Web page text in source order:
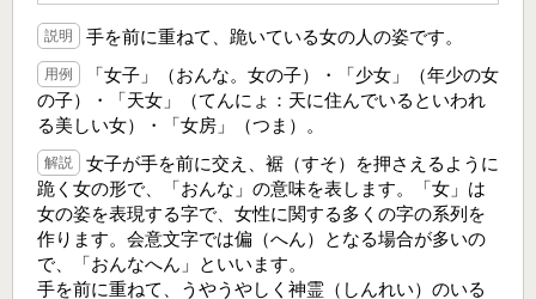
説明 手を前に重ねて、跪いている女の人の姿です。
用例
「女子」（おんな。女の子）・「少女」（年少の女
の子）・「天女」（てんにょ：天に住んでいるといわれ
る美しい女）・「女房」（つま）。
解説
女子が手を前に交え、裾（すそ）を押さえるように
跪く女の形で、「おんな」の意味を表します。「女」は
女の姿を表現する字で、女性に関する多くの字の系列を
作ります。会意文字では偏（へん）となる場合が多いの
で、「おんなへん」といいます。
手を前に重ねて、うやうやしく神霊（しんれい）のいる